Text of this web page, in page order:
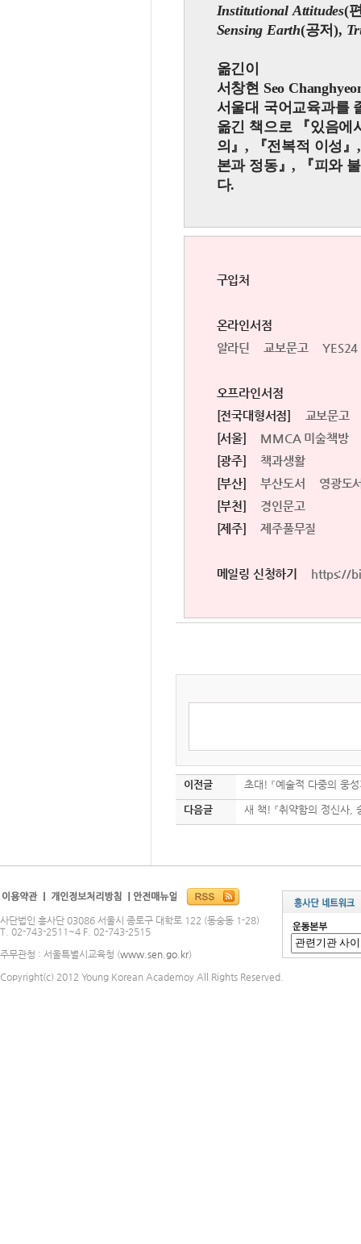
Institutional Attitudes(
Sensing Earth(공저),
옮긴이
서창현 Seo
서울대 국어교육과를
옮긴 책으로
『있음에
의 』, 『전복적 이성 』
본과 정동』, 『피와
다.
구입처
온라인서점
알라딘
교보문고 YES24
오프라인서점
[전국대형서점]
교보문고
[서울] MMCA 미술책방
[광주] 책과생활
[부산]부산도서
영광도
[부천] 경인문고
[제주]제주풀무질
메일링 신청하기 https://
이전글 초대! 『예술적 다중의 웅
다음글 새 책! 『취약함의 정신사,
사단법인 흥사단 03086 서울시 종로구 대학로 122 (동숭동 1-28)
T. 02-743-2511~4 F. 02-743-2515
주무관청 : 서울특별시교육청 (www.sen.go.kr)
Copyright(c) 2012 Young Korean Academoy All Rights Reserved.